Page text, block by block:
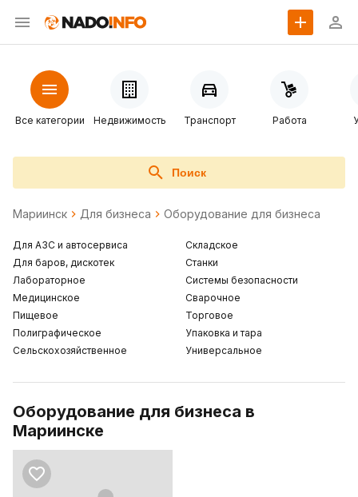
Все категории Недвижимость Транспорт Работа
Поиск
Мариинск Для бизнеса Оборудование для бизнеса
Для АЗС и автосервиса
Для баров, дискотек
Лабораторное
Медицинское
Пищевое
Полиграфическое
Сельскохозяйственное
Складское
Станки
Cистемы безопасности
Сварочное
Торговое
Упаковка и тара
Универсальное
Оборудование для бизнеса в
Мариинске